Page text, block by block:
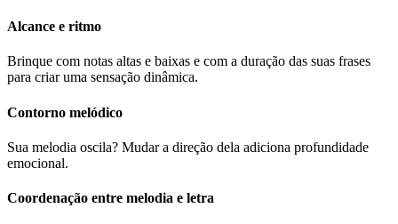
Alcance e ritmo
Brinque com notas altas e baixas e com a duração das suas frases
para criar uma sensação dinâmica.
Contorno melódico
Sua melodia oscila? Mudar a direção dela adiciona profundidade
emocional.
Coordenação entre melodia e letra